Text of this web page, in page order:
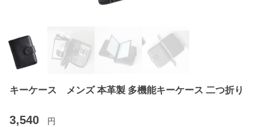
キーケース メンズ 本革製 多機能キーケース 二つ折り
3,540 円